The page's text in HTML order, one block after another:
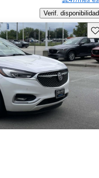
Verif. disponibilidad